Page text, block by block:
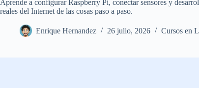
Aprende a configurar Raspberry Pi, conectar sensores y
reales del Internet de las cosas paso a paso.
Enrique Hernandez 26 julio, 2026 Cursos en